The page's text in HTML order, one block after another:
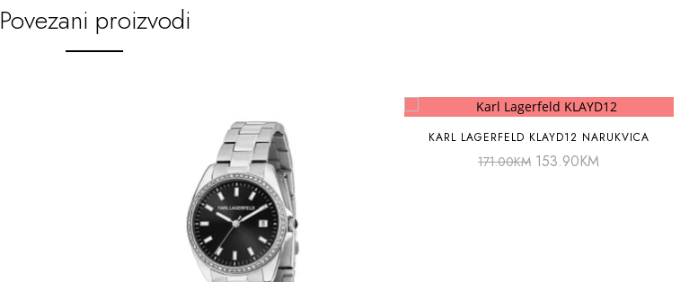
Povezani proizvodi
KARL LAGERFELD KLAYD12 NARUKVICA
171.00KM 153.90KM